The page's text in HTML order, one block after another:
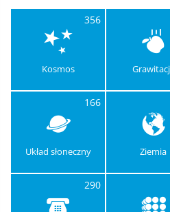
356
Kosmos
166
Układ słoneczny Ziemia
290